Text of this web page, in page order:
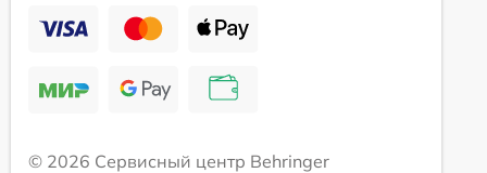
© 2026 Сервисный центр Behringer